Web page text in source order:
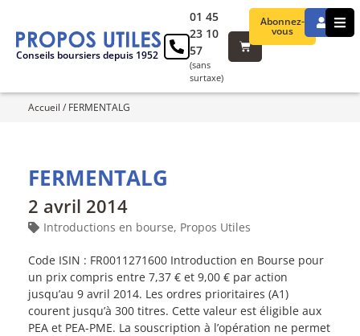
Conseils boursiers depuis 1952
Abonnez-
vous
01 45
23 10
57
(sans
surtaxe)
Accueil / FERMENTALG
FERMENTALG
2 avril 2014
Introductions en bourse, Propos Utiles
Code ISIN : FR0011271600 Introduction en Bourse pour
un prix compris entre 7,37 € et 9,00 € par action
jusqu’au 9 avril 2014. Les ordres prioritaires (A1)
courent jusqu’à 300 titres. Cette valeur est éligible aux
PEA et PEA-PME. La souscription à l’opération ne permet